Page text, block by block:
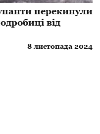
перекинули
від
8 листопада 2024